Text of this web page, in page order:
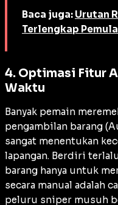
Baca juga: Urutan
Terlengkap
4. Optimasi Fitur
Waktu
Banyak pemain
pengambilan barang (
sangat menentukan
lapangan. Berdiri
barang hanya untuk
secara manual adalah
peluru sniper musuh